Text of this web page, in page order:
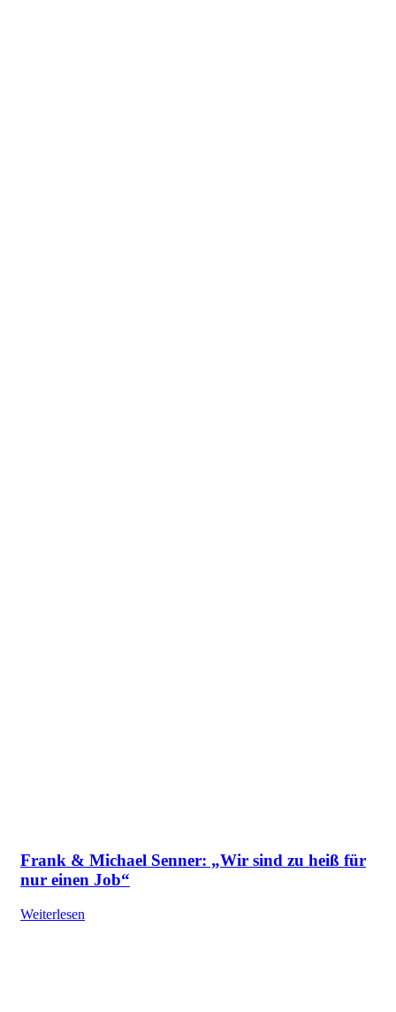
Frank & Michael Senner: „Wir sind zu heiß für
nur einen Job“
Weiterlesen